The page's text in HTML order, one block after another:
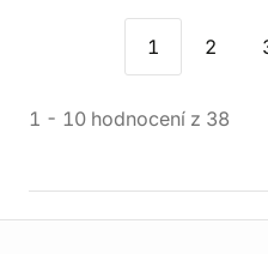
1 2
1 - 10 hodnocení z 38